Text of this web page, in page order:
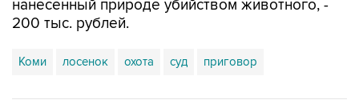
Коми лосенок охота